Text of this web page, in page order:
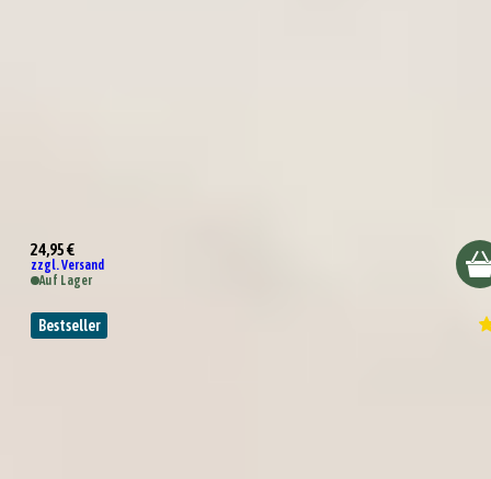
24,95 €
zzgl. Versand
Auf Lager
Bestseller